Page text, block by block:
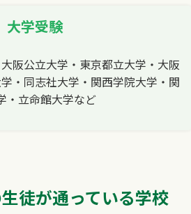
大学受験
阪公立大学・東京都立大学・大阪
・同志社大学・関西学院大学・関
・立命館大学など
徒が通っている学校